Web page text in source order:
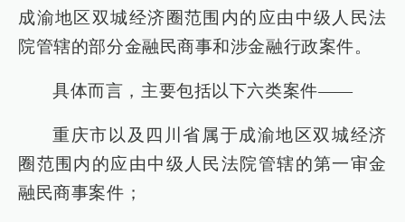
成渝地区双城经济圈范围内的应由中级人民法
院管辖的部分金融民商事和涉金融行政案件。
具体而言，主要包括以下六类案件——
重庆市以及四川省属于成渝地区双城经济
圈范围内的应由中级人民法院管辖的第一审金
融民商事案件；